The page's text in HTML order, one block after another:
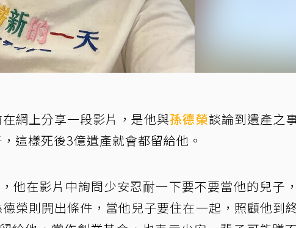
網上分享一段影片，是他與孫德榮談論到遺產之
這樣死後3億遺產就會都留給他。
他在影片中詢問少安忍耐一下要不要當他的兒子
榮則開出條件，當他兒子要住在一起，照顧他到